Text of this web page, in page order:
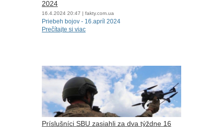
2024
16.4.2024 20:47 | fakty.com.ua
Priebeh bojov - 16.apríl 2024
Prečítajte si viac
Príslušníci SBU zasiahli za dva týždne 16